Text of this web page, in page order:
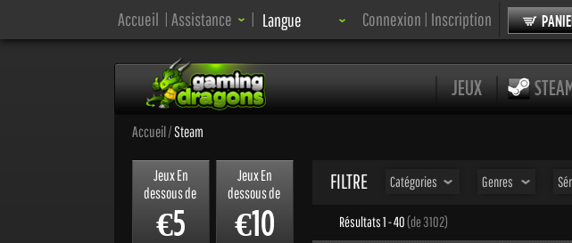
Accueil | Assistance | Langue
Langue: Connexion | Inscription
JEUX
Accueil/Steam
Jeux En
dessous de
€5
Jeux En
dessous de
€10
FILTRE Catégories Genres
Résultats 1 - 40(de 3102)